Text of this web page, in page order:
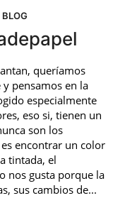
BLOG
queríamos
pensamos en la
especialmente
eso si, tienen un
son los
encontrar un color
tintada, el
nos gusta porque la
sus cambios de...